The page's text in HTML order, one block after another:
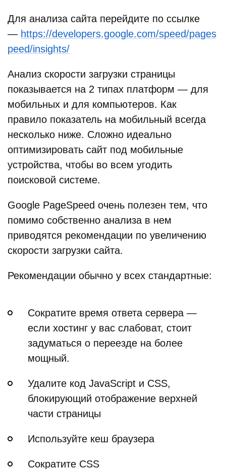
Для анализа сайта перейдите по ссылке
— https://developers.google.com/speed/pages
peed/insights/
Анализ скорости загрузки страницы
показывается на 2 типах платформ — для
мобильных и для компьютеров. Как
правило показатель на мобильный всегда
несколько ниже. Сложно идеально
оптимизировать сайт под мобильные
устройства, чтобы во всем угодить
поисковой системе.
Google PageSpeed очень полезен тем, что
помимо собственно анализа в нем
приводятся рекомендации по увеличению
скорости загрузки сайта.
Рекомендации обычно у всех стандартные:
Сократите время ответа сервера —
если хостинг у вас слабоват, стоит
задуматься о переезде на более
мощный.
Удалите код JavaScript и CSS,
блокирующий отображение верхней
части страницы
Используйте кеш браузера
Сократите CSS